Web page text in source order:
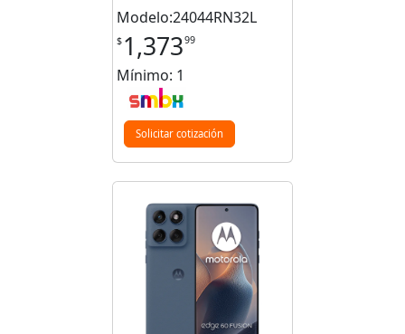
Modelo:24044RN32L
$ 1,37399
Mínimo: 1
Solicitar cotización